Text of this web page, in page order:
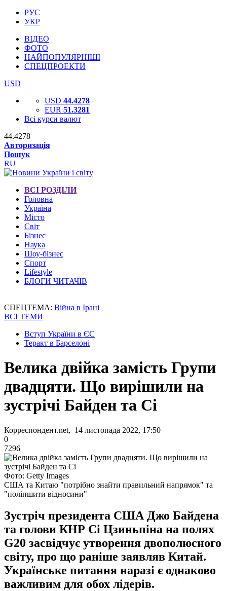
РУС
УКР
ВІДЕО
ФОТО
НАЙПОПУЛЯРНІШІ
СПЕЦПРОЕКТИ
USD
USD 44.4278
EUR 51.3281
Всі курси валют
44.4278
Авторизація
Пошук
RU
ВСІ РОЗДІЛИ
Головна
Україна
Місто
Світ
Бізнес
Наука
Шоу-бізнес
Спорт
Lifestyle
БЛОГИ ЧИТАЧІВ
СПЕЦТЕМА: Війна в Ірані
ВСІ ТЕМИ
Вступ України в ЄС
Теракт в Барселоні
Велика двійка замість Групи
двадцяти. Що вирішили на
зустрічі Байден та Сі
Корреспондент.net, 14 листопада 2022, 17:50
0
7296
Фото: Getty Images
США та Китаю "потрібно знайти правильний напрямок" та
"поліпшити відносини"
Зустріч президента США Джо Байдена
та голови КНР Сі Цзиньпіна на полях
G20 засвідчує утворення двополюсного
світу, про що раніше заявляв Китай.
Українське питання наразі є однаково
важливим для обох лідерів.